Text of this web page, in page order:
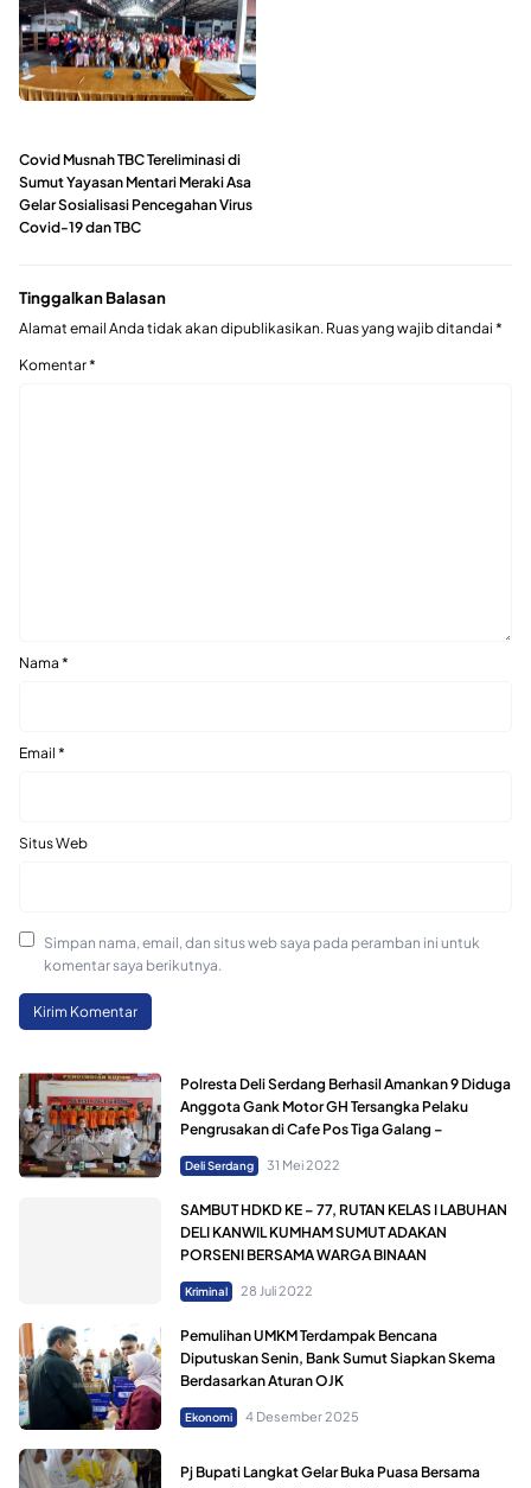
Covid Musnah TBC Tereliminasi di
Sumut Yayasan Mentari Meraki Asa
Gelar Sosialisasi Pencegahan Virus
Covid-19 dan TBC
Tinggalkan Balasan
Alamat email Anda tidak akan dipublikasikan. Ruas yang wajib ditandai *
Komentar*
Nama *
Email *
Situs Web
Simpan nama, email, dan situs web saya pada peramban ini untuk
komentar saya berikutnya.
Polresta Deli Serdang Berhasil Amankan 9 Diduga
Anggota Gank Motor GH Tersangka Pelaku
Pengrusakan di Cafe Pos Tiga Galang –
Deli Serdang 31 Mei 2022
SAMBUT HDKD KE – 77, RUTAN KELAS I LABUHAN
DELI KANWIL KUMHAM SUMUT ADAKAN
PORSENI BERSAMA WARGA BINAAN
Kriminal 28 Juli 2022
Pemulihan UMKM Terdampak Bencana
Diputuskan Senin, Bank Sumut Siapkan Skema
Berdasarkan Aturan OJK
Ekonomi 4 Desember 2025
Pj Bupati Langkat Gelar Buka Puasa Bersama